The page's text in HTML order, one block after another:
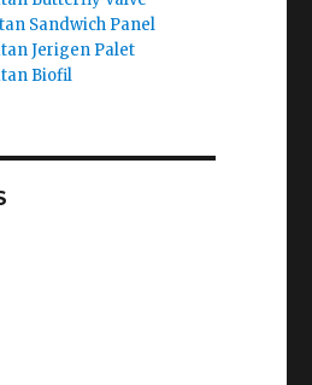
Sandwich Panel
Jerigen Palet
Biofil